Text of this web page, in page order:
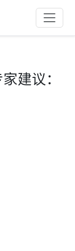
建议：